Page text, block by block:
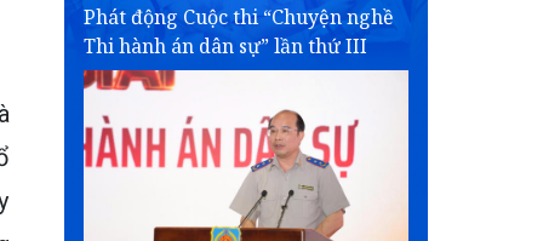
Phát động Cuộc thi “Chuyện nghề
Thi hành án dân sự” lần thứ III